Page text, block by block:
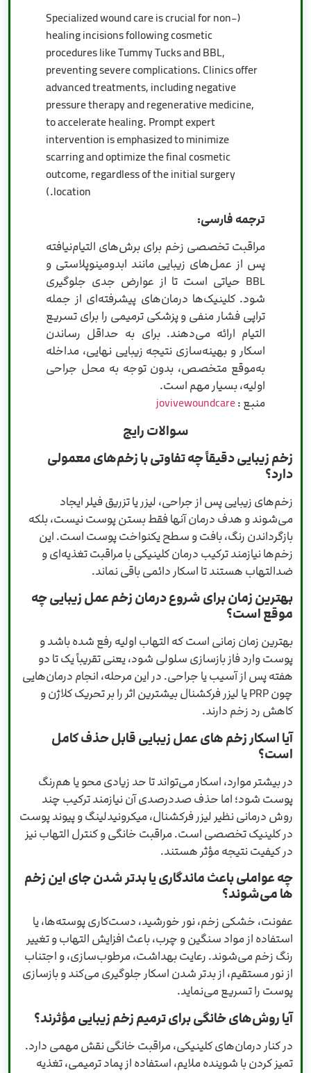
(Specialized wound care is crucial for non-
healing incisions following cosmetic
procedures like Tummy Tucks and BBL,
preventing severe complications. Clinics offer
advanced treatments, including negative
pressure therapy and regenerative medicine,
to accelerate healing. Prompt expert
intervention is emphasized to minimize
scarring and optimize the final cosmetic
outcome, regardless of the initial surgery
location.)
ترجمه فارسی:
مراقبت تخصصی زخم برای برش‌های التیام‌نیافته
پس از عمل‌های زیبایی مانند ابدومینوپلاستی و
BBL حیاتی است تا از عوارض جدی جلوگیری
شود. کلینیک‌ها درمان‌های پیشرفته‌ای از جمله
تراپی فشار منفی و پزشکی ترمیمی را برای تسریع
التیام ارائه می‌دهند. برای به حداقل رساندن
اسکار و بهینه‌سازی نتیجه زیبایی نهایی، مداخله
به‌موقع متخصص، بدون توجه به محل جراحی
اولیه، بسیار مهم است.
منبع :jovivewoundcare
سوالات رایج
زخم زیبایی دقیقاً چه تفاوتی با زخم‌های معمولی
دارد؟
زخم‌های زیبایی پس از جراحی، لیزر یا تزریق فیلر ایجاد
می‌شوند و هدف درمان آنها فقط بستن پوست نیست، بلکه
بازگرداندن رنگ، بافت و سطح یکنواخت پوست است. این
زخم‌ها نیازمند ترکیب درمان کلینیکی با مراقبت تغذیه‌ای و
ضدالتهاب هستند تا اسکار دائمی باقی نماند.
بهترین زمان برای شروع درمان زخم عمل زیبایی چه
موقع است؟
بهترین زمان زمانی است که التهاب اولیه رفع شده باشد و
پوست وارد فاز بازسازی سلولی شود، یعنی تقریباً یک تا دو
هفته پس از آسیب یا جراحی. در این مرحله، انجام درمان‌هایی
چون PRP یا لیزر فرکشنال بیشترین اثر را بر تحریک کلاژن و
کاهش رد زخم دارند.
آیا اسکار زخم های عمل زیبایی قابل حذف کامل
است؟
در بیشتر موارد، اسکار می‌تواند تا حد زیادی محو یا هم‌رنگ
پوست شود؛ اما حذف صددرصدی آن نیازمند ترکیب چند
روش درمانی نظیر لیزر فرکشنال، میکرونیدلینگ و پیوند پوست
در کلینیک تخصصی است. مراقبت خانگی و کنترل التهاب نیز
در کیفیت نتیجه مؤثر هستند.
چه عواملی باعث ماندگاری یا بدتر شدن جای این زخم
ها می‌شوند؟
عفونت، خشکی زخم، نور خورشید، دست‌کاری پوسته‌ها، یا
استفاده از مواد سنگین و چرب، باعث افزایش التهاب و تغییر
رنگ زخم می‌شوند. رعایت بهداشت، مرطوب‌سازی، و اجتناب
از نور مستقیم، از بدتر شدن اسکار جلوگیری می‌کند و بازسازی
پوست را تسریع می‌نماید.
آیا روش‌های خانگی برای ترمیم زخم زیبایی مؤثرند؟
در کنار درمان‌های کلینیکی، مراقبت خانگی نقش مهمی دارد.
تمیز کردن با شوینده ملایم، استفاده از پماد ترمیمی، تغذیه